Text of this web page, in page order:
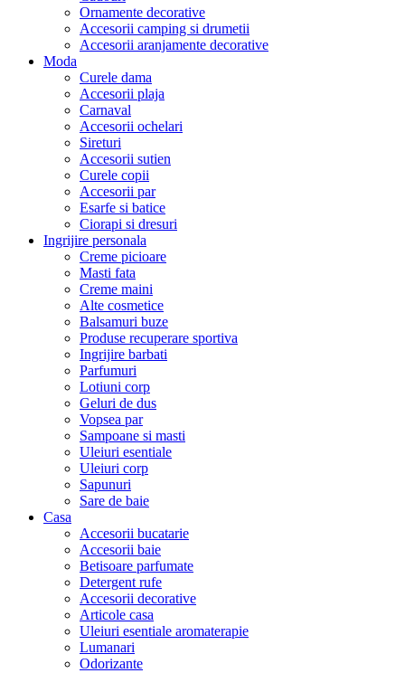
Ornamente decorative
Accesorii camping si drumetii
Accesorii aranjamente decorative
Moda
Curele dama
Accesorii plaja
Carnaval
Accesorii ochelari
Sireturi
Accesorii sutien
Curele copii
Accesorii par
Esarfe si batice
Ciorapi si dresuri
Ingrijire personala
Creme picioare
Masti fata
Creme maini
Alte cosmetice
Balsamuri buze
Produse recuperare sportiva
Ingrijire barbati
Parfumuri
Lotiuni corp
Geluri de dus
Vopsea par
Sampoane si masti
Uleiuri esentiale
Uleiuri corp
Sapunuri
Sare de baie
Casa
Accesorii bucatarie
Accesorii baie
Betisoare parfumate
Detergent rufe
Accesorii decorative
Articole casa
Uleiuri esentiale aromaterapie
Lumanari
Odorizante